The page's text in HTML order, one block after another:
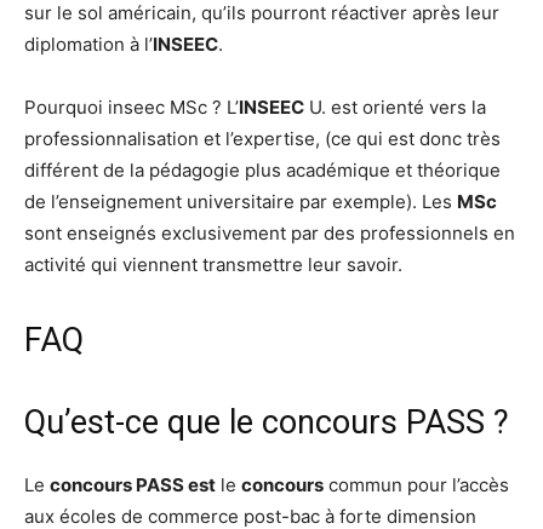
sur le sol américain, qu’ils pourront réactiver après leur
diplomation à l’INSEEC.
Pourquoi inseec MSc ? L’INSEEC U. est orienté vers la
professionnalisation et l’expertise, (ce qui est donc très
différent de la pédagogie plus académique et théorique
de l’enseignement universitaire par exemple). Les MSc
sont enseignés exclusivement par des professionnels en
activité qui viennent transmettre leur savoir.
FAQ
Qu’est-ce que le concours PASS ?
Le concours PASS est le concours commun pour l’accès
aux écoles de commerce post-bac à forte dimension